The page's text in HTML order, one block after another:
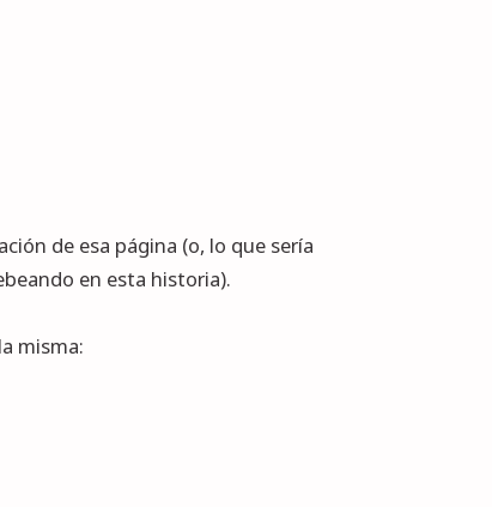
de esa página (o, lo que sería
en esta historia).
misma: